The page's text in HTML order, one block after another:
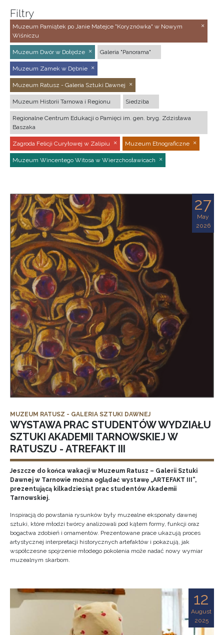
Filtry
Muzeum Pamiątek po Janie Matejce "Koryznówka" w Nowym
Wiśniczu
Muzeum Dwór w Dołędze Galeria "Panorama"
Muzeum Zamek w Dębnie
Muzeum Ratusz - Galeria Sztuki Dawnej
Muzeum Historii Tarnowa i Regionu Siedziba
Regionalne Centrum Edukacji o Pamięci im. gen. bryg. Zdzisława
Baszaka
Zagroda Felicji Curyłowej w Zalipiu Muzeum Etnograficzne
Muzeum Wincentego Witosa w Wierzchosławicach
27
May
2026
MUZEUM RATUSZ - GALERIA SZTUKI DAWNEJ
WYSTAWA PRAC STUDENTÓW WYDZIAŁU
SZTUKI AKADEMII TARNOWSKIEJ W
RATUSZU - ATREFAKT III
Jeszcze do końca wakacji w Muzeum Ratusz – Galerii Sztuki
Dawnej w Tarnowie można oglądać wystawę „ARTEFAKT III”,
prezentującą kilkadziesiąt prac studentów Akademii
Tarnowskiej.
Inspiracją do powstania rysunków były muzealne eksponaty dawnej
sztuki, które młodzi twórcy analizowali pod kątem formy, funkcji oraz
bogactwa zdobień i ornamentów. Prezentowane prace ukazują proces
artystycznej interpretacji historycznych artefaktów i pokazują, jak
współczesne spojrzenie młodego pokolenia może nadać nowy wymiar
muzealnym skarbom.
12
August
2025